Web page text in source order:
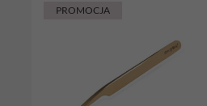
PROMOCJA